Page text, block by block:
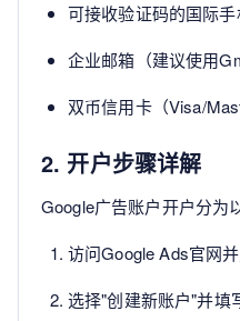
可接收验证码的国际手
企业邮箱（建议使用
双币信用卡（Visa/
2. 开户步骤详解
Google广告账户开户分为
访问Google Ads官网
选择"创建新账户"并填